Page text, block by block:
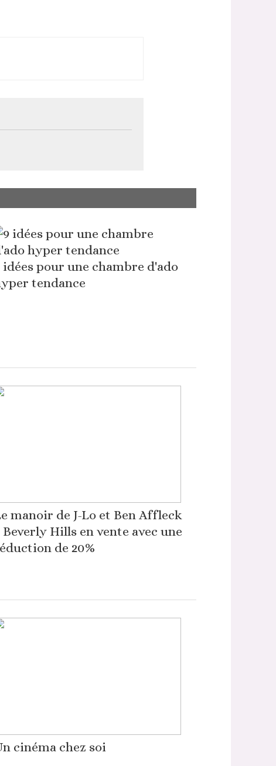
idées pour une chambre d'ado
tendance
manoir de J-Lo et Ben Affleck
Beverly Hills en vente avec une
de 20%
cinéma chez soi